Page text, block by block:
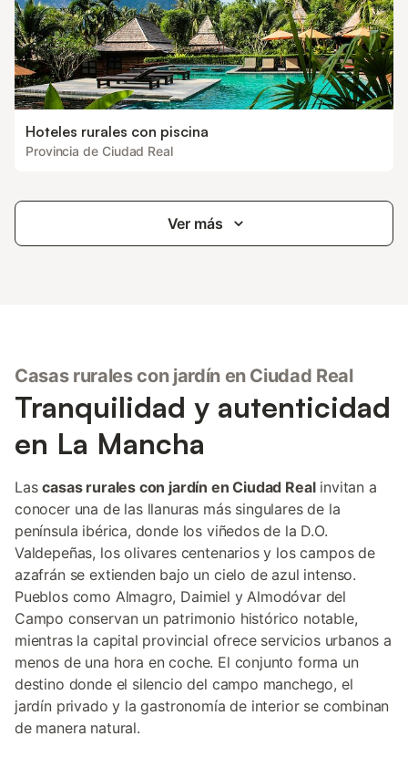
Hoteles rurales con piscina
Provincia de Ciudad Real
Ver más
Casas rurales con jardín en Ciudad Real
Tranquilidad y autenticidad
en La Mancha
Lascasas rurales con jardín en Ciudad Realinvitan a
conocer una de las llanuras más singulares de la
península ibérica, donde los viñedos de la D.O.
Valdepeñas, los olivares centenarios y los campos de
azafrán se extienden bajo un cielo de azul intenso.
Pueblos como Almagro, Daimiel y Almodóvar del
Campo conservan un patrimonio histórico notable,
mientras la capital provincial ofrece servicios urbanos a
menos de una hora en coche. El conjunto forma un
destino donde el silencio del campo manchego, el
jardín privado y la gastronomía de interior se combinan
de manera natural.